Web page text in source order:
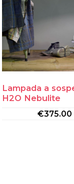
Lampada a
H2O Nebulite
€375.00